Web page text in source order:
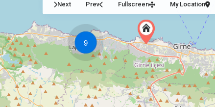
9
My Location
Fullscreen
Prev
Next